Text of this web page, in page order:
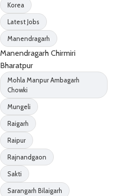
Korea
Latest Jobs
Manendragarh
Manendragarh Chirmiri
Bharatpur
Mohla Manpur Ambagarh
Chowki
Mungeli
Raigarh
Raipur
Rajnandgaon
Sakti
Sarangarh Bilaigarh